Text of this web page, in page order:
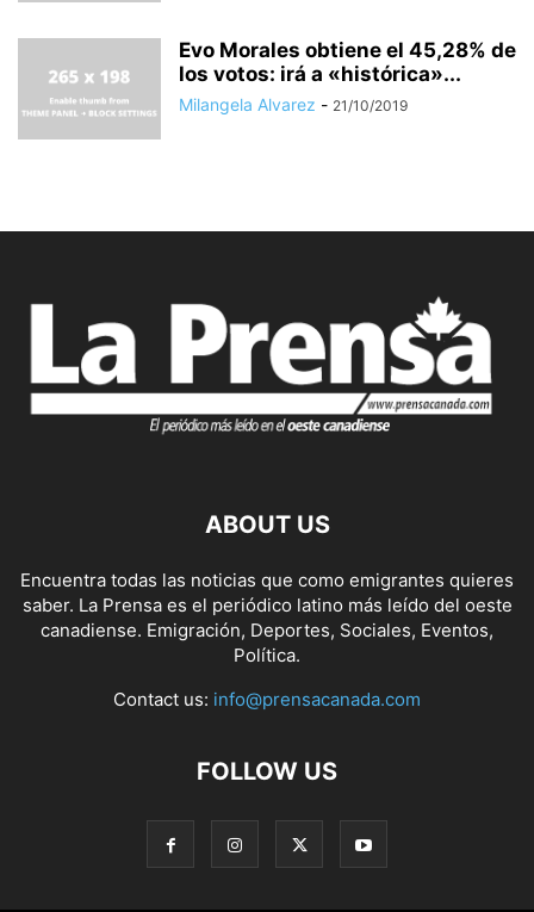
Evo Morales obtiene el 45,28% de
los votos: irá a «histórica»...
Milangela Alvarez - 21/10/2019
ABOUT US
Encuentra todas las noticias que como emigrantes quieres
saber. La Prensa es el periódico latino más leído del oeste
canadiense. Emigración, Deportes, Sociales, Eventos,
Política.
Contact us: info@prensacanada.com
FOLLOW US